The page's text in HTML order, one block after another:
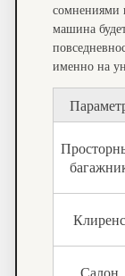
сомнениями
машина
именно на
Клиренс